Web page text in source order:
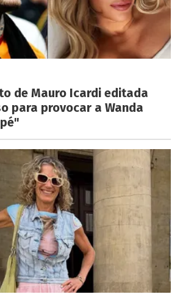
de Mauro Icardi editada
para provocar a Wanda